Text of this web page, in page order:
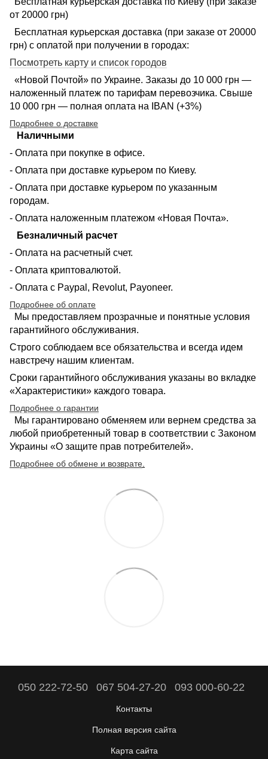
от 20000 грн)
Бесплатная курьерская доставка (при заказе от 20000
грн) с оплатой при получении в городах:
Посмотреть карту и список городов
«Новой Почтой» по Украине. Заказы до 10 000 грн —
наложенный платеж по тарифам перевозчика. Свыше
10 000 грн — полная оплата на IBAN (+3%)
Подробнее о доставке
Наличными
- Оплата при покупке в офисе.
- Оплата при доставке курьером по Киеву.
- Оплата при доставке курьером по указанным
городам.
- Оплата наложенным платежом «Новая Почта».
Безналичный расчет
- Оплата на расчетный счет.
- Оплата криптовалютой.
- Оплата с Paypal, Revolut, Payoneer.
Подробнее об оплате
Мы предоставляем прозрачные и понятные условия
гарантийного обслуживания.
Строго соблюдаем все обязательства и всегда идем
навстречу нашим клиентам.
Сроки гарантийного обслуживания указаны во вкладке
«Характеристики» каждого товара.
Подробнее о гарантии
Мы гарантировано обменяем или вернем средства за
любой приобретенный товар в соответствии с Законом
Украины «О защите прав потребителей».
Подробнее об обмене и возврате
050 222-72-50 067 504-27-20 093 000-60-22
Контакты
Полная версия сайта
Карта сайта